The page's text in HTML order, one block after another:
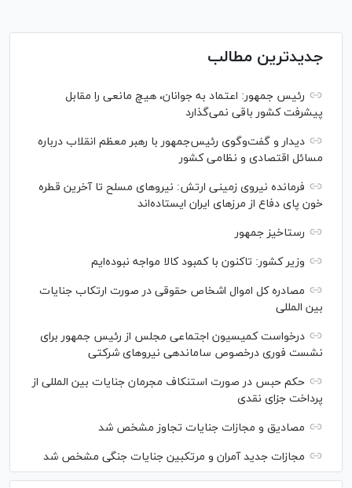
جدیدترین مطالب
رئیس جمهور: اعتماد به جوانان، هیچ مانعی را مقابل
پیشرفت کشور باقی نمی‌گذارد
دیدار و گفت‌‌وگوی رئیس‌جمهور با رهبر معظم انقلاب درباره
مسائل اقتصادی و نظامی کشور
فرمانده نیروی زمینی ارتش: نیرو‌های مسلح تا آخرین قطره
خون پای دفاع از مرز‌های ایران ایستاده‌اند
رستاخیز جمهور
وزیر کشور: تاکنون با کمبود کالا مواجه نبوده‌ایم
مصادره کل اموال اشخاص حقوقی در صورت ارتکاب جنایات
بین المللی
درخواست کمیسیون اجتماعی مجلس از رئیس جمهور برای
نشست فوری درخصوص ساماندهی نیرو‌های شرکتی
حکم حبس در صورت استنکاف مجرمان جنایات بین المللی از
پرداخت جزای نقدی
مصادیق و مجازات جنایات تجاوز مشخص شد
مجازات جدید آمران و مرتکبین جنایات جنگی مشخص شد